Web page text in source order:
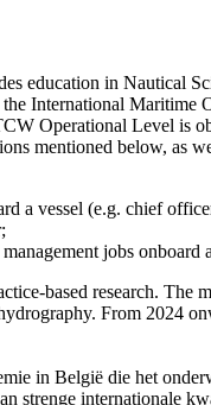
in Nautical
International
Operational Level is
mentioned below, as
a vessel (e.g. chief
jobs onboard
based research.
From 2024
in België die het
strenge